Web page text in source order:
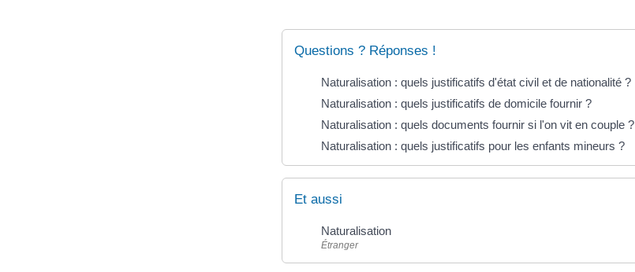
Questions ? Réponses !
Naturalisation : quels justificatifs d'état civil et de nationalité ?
Naturalisation : quels justificatifs de domicile fournir ?
Naturalisation : quels documents fournir si l'on vit en couple ?
Naturalisation : quels justificatifs pour les enfants mineurs ?
Et aussi
Naturalisation
Étranger